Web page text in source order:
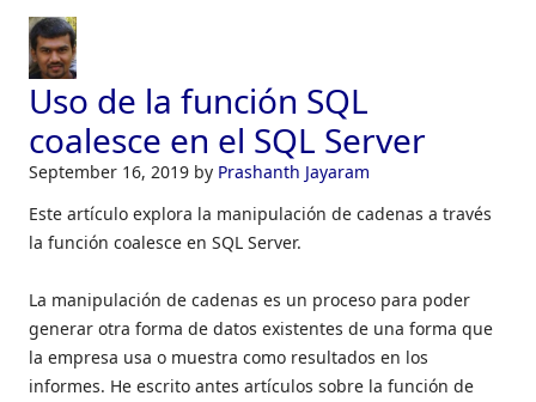
Uso de la función SQL
coalesce en el SQL Server
September 16, 2019 by Prashanth Jayaram
Este artículo explora la manipulación de cadenas a través
la función coalesce en SQL Server.
La manipulación de cadenas es un proceso para poder
generar otra forma de datos existentes de una forma que
la empresa usa o muestra como resultados en los
informes. He escrito antes artículos sobre la función de